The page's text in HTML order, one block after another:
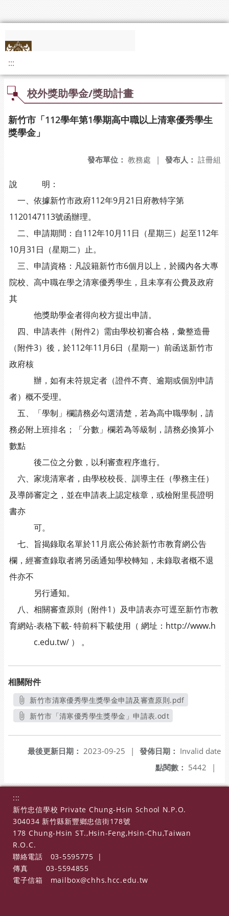
:::
校外獎助學金/獎助計畫
新竹市「112學年第1學期高中職以上清寒優秀學生
獎學金」
發布人： 註冊組
發布單位： 教務處 |
說 明：
一、依據新竹市政府112年9月21日府教特字第
1120147113號函辦理。
二、申請期間：自112年10月11日（星期三）起至112年
10月31日（星期二）止。
三、申請資格：凡設籍新竹市6個月以上，於國內各大專
院校、高中職在學之清寒優秀學生，且未享有公費及政府
其
他獎助學金者得向校方提出申請。
四、申請表件（附件2）需由學校初審合格，彙整造冊
（附件3）後，於112年11月6日（星期一）前函送新竹市
政府核
辦，如有未符規定者（證件不齊、逾期或個別申請
者）概不受理。
五、「學制」欄請務必勾選清楚，若為高中職學制，請
務必附上班排名；「分數」欄若為等級制，請務必換算小
數點
後二位之分數，以利審查程序進行。
六、家境清寒者，由學校校長、訓導主任（學務主任）
及導師審定之，並在申請表上認定核章，或檢附里長證明
書亦
可。
七、旨揭錄取名單於11月底公佈於新竹市教育網公告
欄，經審查錄取者將另函通知學校轉知，未錄取者概不退
件亦不
另行通知。
八、相關審查原則（附件1）及申請表亦可逕至新竹市教
育網站-表格下載- 特前科下載使用（ 網址：http://www.h
c.edu.tw/ ） 。
相關附件
新竹市清寒優秀學生獎學金申請及審查原則.pdf
另開新視窗
新竹市「清寒優秀學生獎學金」申請表.odt
發佈日期： Invalid date
最後更新日期： 2023-09-25
|
點閱數： 5442 |
:::
新竹忠信學校 Private Chung-Hsin School N.P.O.
304034 新竹縣新豐鄉忠信街178號
178 Chung-Hsin ST.,Hsin-Feng,Hsin-Chu,Taiwan
R.O.C.
聯絡電話
03-5595775
|
傳真
03-5594855
電子信箱
mailbox@chhs.hcc.edu.tw